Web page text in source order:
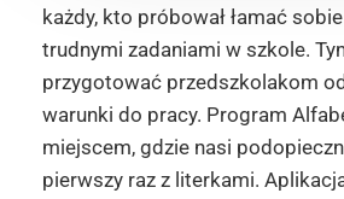
każdy, kto próbował łamać
trudnymi zadaniami w szkole.
przygotować przedszkolakom
warunki do pracy. Program
miejscem, gdzie nasi
pierwszy raz z literkami.